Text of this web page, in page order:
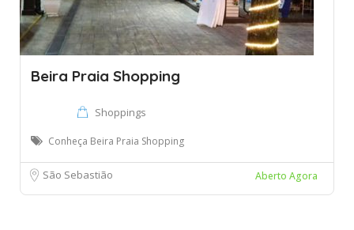
Beira Praia Shopping
Shoppings
Conheça Beira Praia Shopping
São Sebastião Aberto Agora